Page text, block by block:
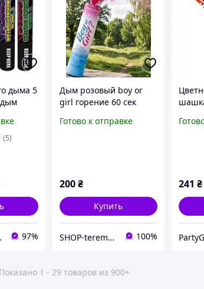
дыма 5
(5)
❤️ 97%
Дым розовый boy or
girl горение 60 сек
Гендерпати 15 см
Готово к отправке
200₴
Купить
SHOP-teremochek Интернет магазин 100%
241 ₴
Показано 1 - 29 товаров из 900+